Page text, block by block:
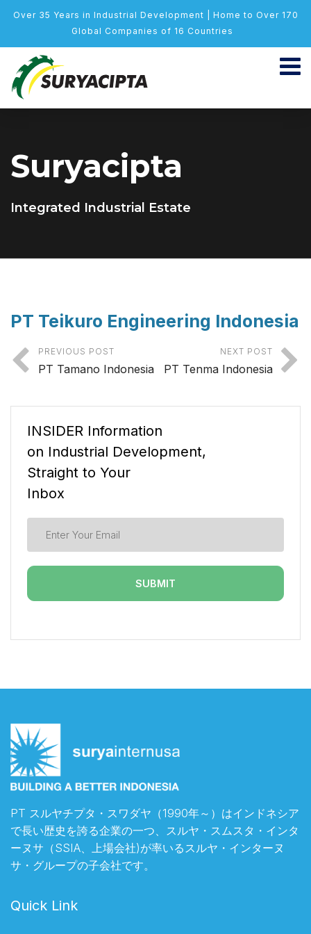
Over 35 Years in Industrial Development | Home to Over 170
Global Companies of 16 Countries
Suryacipta
Integrated Industrial Estate
PT Teikuro Engineering Indonesia
PREVIOUS POST
PT Tamano Indonesia
NEXT POST
PT Tenma Indonesia
INSIDER Information
on Industrial Development,
Straight to Your
Inbox
PT スルヤチプタ・スワダヤ（1990年～）はインドネシア
で長い歴史を誇る企業の一つ、スルヤ・スムスタ・インタ
ーヌサ（SSIA、上場会社)が率いるスルヤ・インターヌ
サ・グループの子会社です。
Quick Link